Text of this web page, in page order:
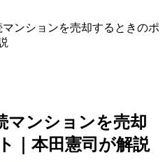
マンションを売却するときのポ
マンションを売却
｜本田憲司が解説